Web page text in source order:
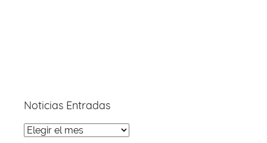
Noticias Entradas
Noticias